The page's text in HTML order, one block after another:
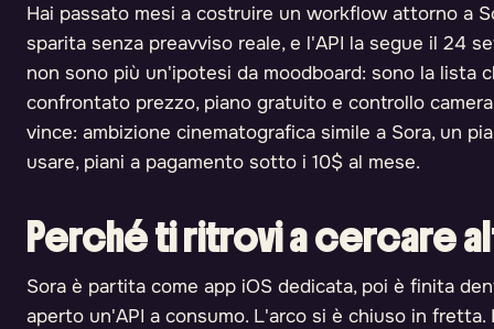
Hai passato mesi a costruire un workflow attorno a
sparita senza preavviso reale, e l'API la segue il 24
non sono più un'ipotesi da moodboard: sono la lista
confrontato prezzo, piano gratuito e controllo
vince: ambizione cinematografica simile a Sora, un
usare, piani a pagamento sotto i 10$ al mese.
Perché ti ritrovi a cercare
Sora è partita come app iOS dedicata, poi è finita
aperto un'API a consumo. L'arco si è chiuso in